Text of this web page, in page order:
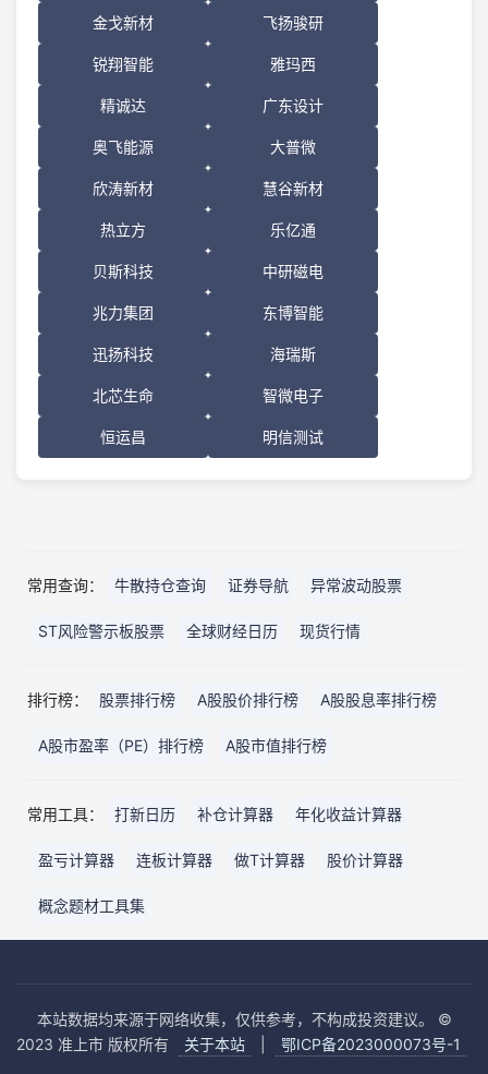
金戈新材 飞扬骏研
锐翔智能 雅玛西
精诚达 广东设计
奥飞能源 大普微
欣涛新材 慧谷新材
热立方 乐亿通
贝斯科技 中研磁电
兆力集团 东博智能
迅扬科技 海瑞斯
北芯生命 智微电子
恒运昌 明信测试
常用查询： 牛散持仓查询 证券导航 异常波动股票
ST风险警示板股票 全球财经日历 现货行情
排行榜： 股票排行榜 A股股价排行榜 A股股息率排行榜
A股市盈率（PE）排行榜 A股市值排行榜
常用工具： 打新日历 补仓计算器 年化收益计算器
盈亏计算器 连板计算器 做T计算器 股价计算器
概念题材工具集
本站数据均来源于网络收集，仅供参考，不构成投资建议。 ©
2023 准上市 版权所有
关于本站 鄂ICP备2023000073号-1